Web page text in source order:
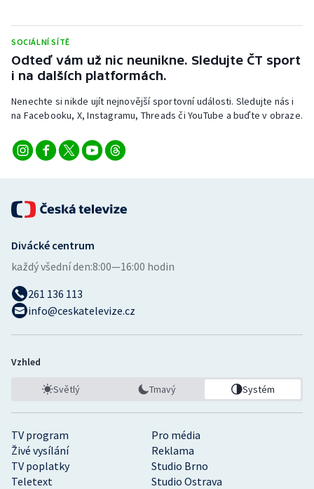
Rychlobruslení
Rychlostní kanoistika
Short track
Sportovní střelba
Triatlon
Veslování
Vodní slalom
Volejbal
SOCIÁLNÍ SÍTĚ
Odteď vám už nic neunikne. Sledujte ČT sport
i na dalších platformách.
Nenechte si nikde ujít nejnovější sportovní události. Sledujte nás i
na Facebooku, X, Instagramu, Threads či YouTube a buďte v obraze.
TV program
Pro média
Živé vysílání
Reklama
TV poplatky
Studio Brno
Teletext
Studio Ostrava
Divácké centrum
každý všední den:8:00—16:00 hodin
261 136 113
info@ceskatelevize.cz
Vzhled
Světlý Tmavý Systém